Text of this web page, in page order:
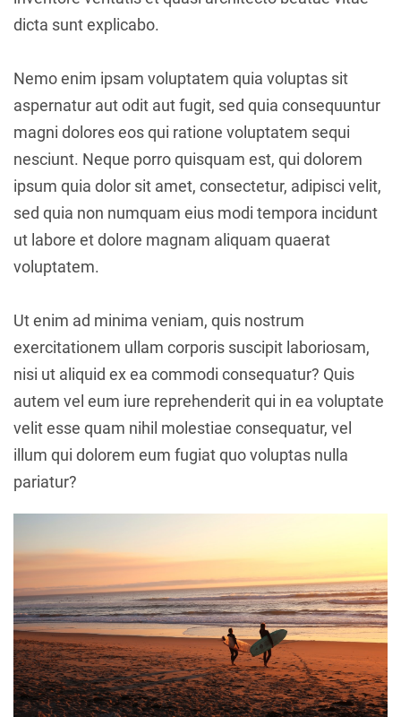
dicta sunt explicabo.
Nemo enim ipsam voluptatem quia voluptas sit
aspernatur aut odit aut fugit, sed quia consequuntur
magni dolores eos qui ratione voluptatem sequi
nesciunt. Neque porro quisquam est, qui dolorem
ipsum quia dolor sit amet, consectetur, adipisci velit,
sed quia non numquam eius modi tempora incidunt
ut labore et dolore magnam aliquam quaerat
voluptatem.
Ut enim ad minima veniam, quis nostrum
exercitationem ullam corporis suscipit laboriosam,
nisi ut aliquid ex ea commodi consequatur? Quis
autem vel eum iure reprehenderit qui in ea voluptate
velit esse quam nihil molestiae consequatur, vel
illum qui dolorem eum fugiat quo voluptas nulla
pariatur?